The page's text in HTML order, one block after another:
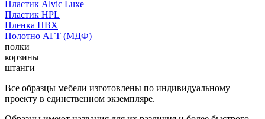
Пластик Alvic Luxe
Пластик HPL
Пленка ПВХ
Полотно АГТ (МДФ)
полки
корзины
штанги
Все образцы мебели изготовлены по индивидуальному
проекту в единственном экземпляре.